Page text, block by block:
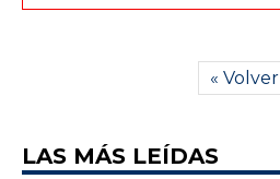
« Volver
LAS MÁS LEÍDAS